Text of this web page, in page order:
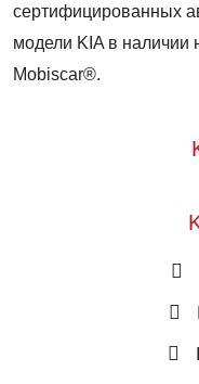
сертифицированных
модели KIA в наличии
Mobiscar®.